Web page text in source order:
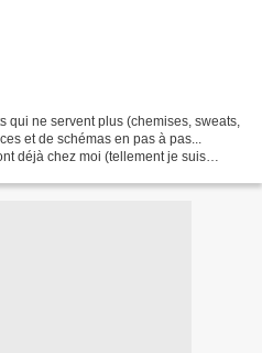
qui ne servent plus (chemises, sweats,
et de schémas en pas à pas...
déjà chez moi (tellement je suis